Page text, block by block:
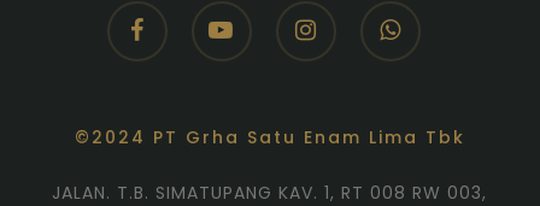
facebookyoutube instagramwhatsapp
©2024 PT Grha Satu Enam Lima Tbk
JALAN. T.B. SIMATUPANG KAV. 1, RT 008 RW 003,